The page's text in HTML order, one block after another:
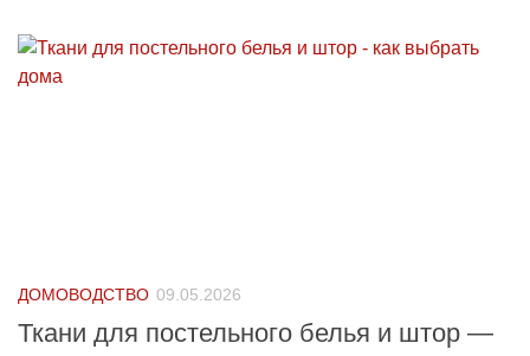
ДОМОВОДСТВО 09.05.2026
Ткани для постельного белья и штор —